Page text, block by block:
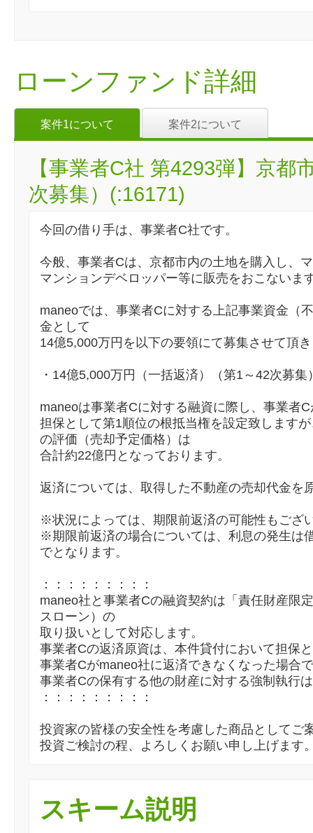
ローンファンド詳細
案件1について 案件2について
【事業者C社 第4293弾】京
次募集）(:16171)
今回の借り手は、事業者C社です。
今般、事業者Cは、京都市内の土地を購入し、
マンションデベロッパー等に販売をおこないま
maneoでは、事業者Cに対する上記事業資金（
金として
14億5,000万円を以下の要領にて募集させて頂
・14億5,000万円（一括返済）（第1～42次募集
maneoは事業者Cに対する融資に際し、事業者
担保として第1順位の根抵当権を設定致します
の評価（売却予定価格）は
合計約22億円となっております。
返済については、取得した不動産の売却代金を
※状況によっては、期限前返済の可能性もござ
※期限前返済の場合については、利息の発生は
でとなります。
：：：：：：：：：
maneo社と事業者Cの融資契約は「責任財産限
スローン）の
取り扱いとして対応します。
事業者Cの返済原資は、本件貸付において担保
事業者Cがmaneo社に返済できなくなった場合
事業者Cの保有する他の財産に対する強制執行
：：：：：：：：：
投資家の皆様の安全性を考慮した商品としてご
投資ご検討の程、よろしくお願い申し上げます
スキーム説明